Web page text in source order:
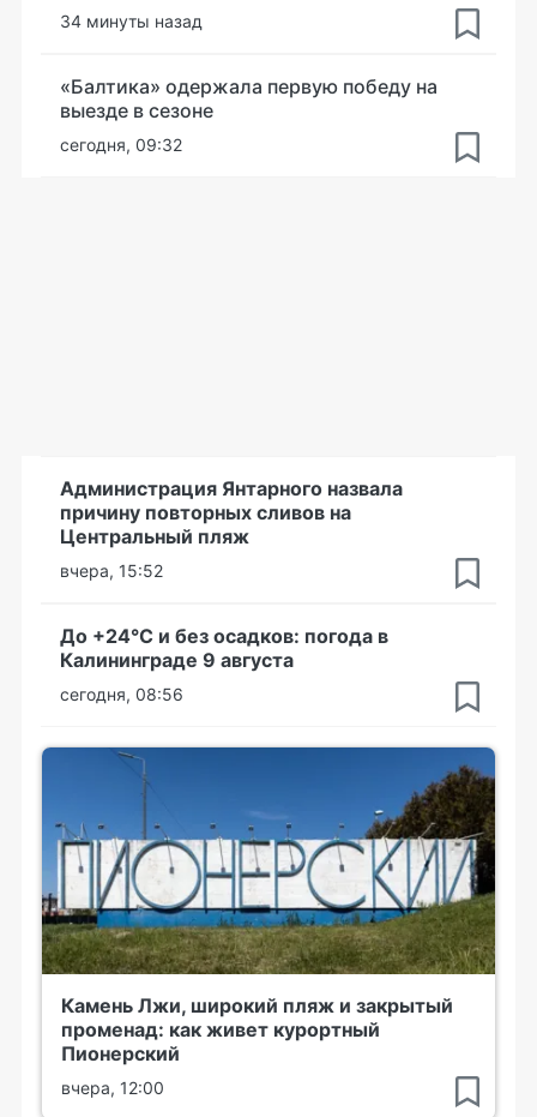
34 минуты назад
«Балтика» одержала первую победу на
выезде в сезоне
сегодня, 09:32
Администрация Янтарного назвала
причину повторных сливов на
Центральный пляж
вчера, 15:52
До +24°С и без осадков: погода в
Калининграде 9 августа
сегодня, 08:56
Камень Лжи, широкий пляж и закрытый
променад: как живет курортный
Пионерский
вчера, 12:00